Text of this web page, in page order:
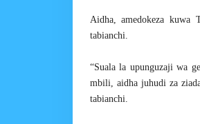
Aidha, amedokeza kuwa
tabianchi.
“Suala la upunguzaji wa
mbili, aidha juhudi za
tabianchi.